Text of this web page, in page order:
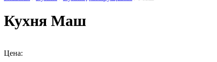
Кухня Маш
Цена: